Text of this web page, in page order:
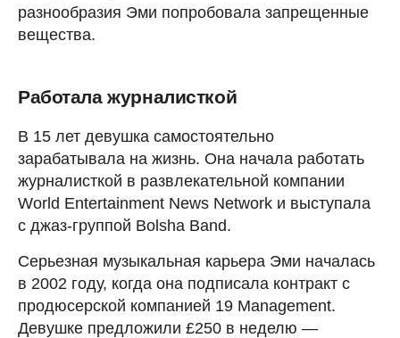
разнообразия Эми попробовала запрещенные
вещества.
Работала журналисткой
В 15 лет девушка самостоятельно
зарабатывала на жизнь. Она начала работать
журналисткой в развлекательной компании
World Entertainment News Network и выступала
с джаз-группой Bolsha Band.
Серьезная музыкальная карьера Эми началась
в 2002 году, когда она подписала контракт с
продюсерской компанией 19 Management.
Девушке предложили £250 в неделю —